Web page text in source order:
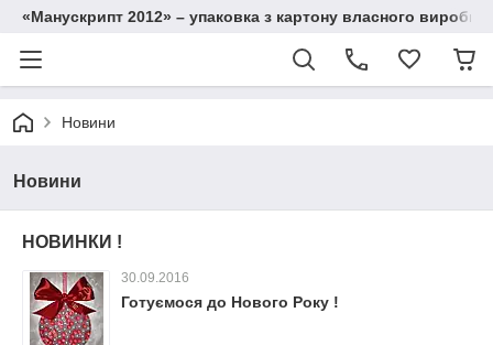
«Манускрипт 2012» – упаковка з картону власного
Новини
Новини
НОВИНКИ !
30.09.2016
Готуємося до Нового Року !